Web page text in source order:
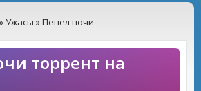
»Ужасы » Пепел ночи
торрент на